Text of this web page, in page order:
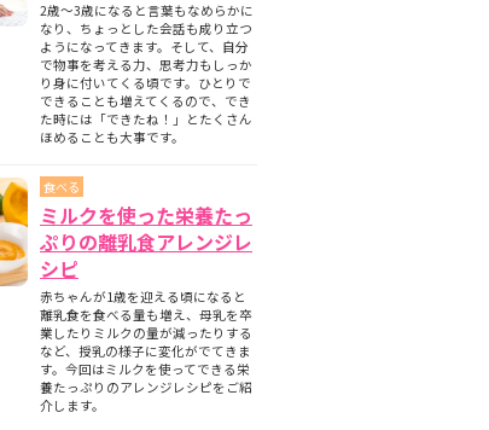
2歳～3歳になると言葉もなめらかに
なり、ちょっとした会話も成り立つ
ようになってきます。そして、自分
で物事を考える力、思考力もしっか
り身に付いてくる頃です。ひとりで
できることも増えてくるので、でき
た時には「できたね！」とたくさん
ほめることも大事です。
食べる
ミルクを使った栄養たっ
ぷりの離乳食アレンジレ
シピ
赤ちゃんが1歳を迎える頃になると
離乳食を食べる量も増え、母乳を卒
業したりミルクの量が減ったりする
など、授乳の様子に変化がでてきま
す。今回はミルクを使ってできる栄
養たっぷりのアレンジレシピをご紹
介します。